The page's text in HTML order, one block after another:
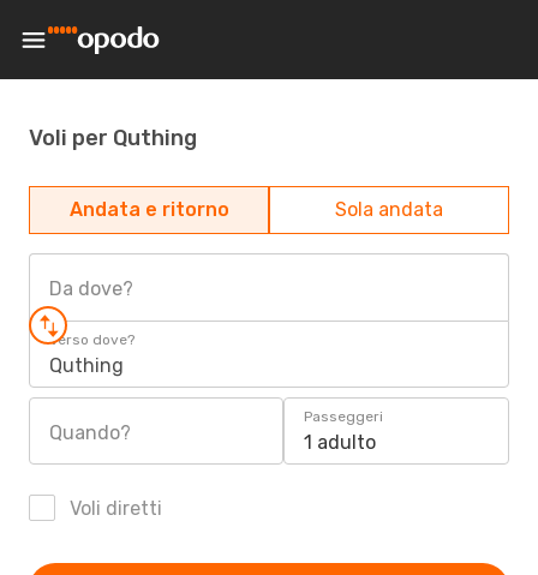
Voli per Quthing
Andata e ritorno Sola andata
Da dove?
Verso dove?
Quthing
Quando?
Passeggeri
1 adulto
Voli diretti